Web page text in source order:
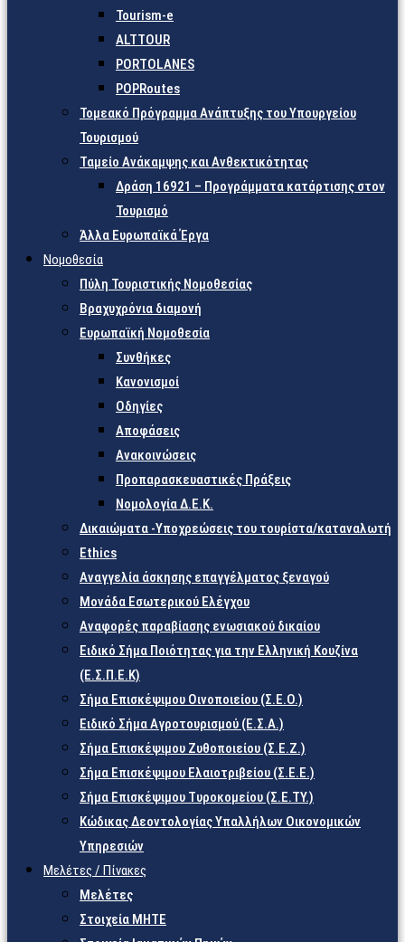
Tourism-e
ALTTOUR
PORTOLANES
POPRoutes
Τομεακό Πρόγραμμα Ανάπτυξης του Υπουργείου
Τουρισμού
Ταμείο Ανάκαμψης και Ανθεκτικότητας
Δράση 16921 – Προγράμματα κατάρτισης στον
Τουρισμό
Άλλα Ευρωπαϊκά Έργα
Νομοθεσία
Πύλη Τουριστικής Νομοθεσίας
Βραχυχρόνια διαμονή
Ευρωπαϊκή Νομοθεσία
Συνθήκες
Κανονισμοί
Οδηγίες
Αποφάσεις
Ανακοινώσεις
Προπαρασκευαστικές Πράξεις
Νομολογία Δ.Ε.Κ.
Δικαιώματα -Υποχρεώσεις του τουρίστα/καταναλωτή
Ethics
Αναγγελία άσκησης επαγγέλματος ξεναγού
Μονάδα Εσωτερικού Ελέγχου
Αναφορές παραβίασης ενωσιακού δικαίου
Ειδικό Σήμα Ποιότητας για την Ελληνική Κουζίνα
(Ε.Σ.Π.Ε.Κ)
Σήμα Επισκέψιμου Οινοποιείου (Σ.Ε.Ο.)
Ειδικό Σήμα Αγροτουρισμού (Ε.Σ.Α.)
Σήμα Επισκέψιμου Ζυθοποιείου (Σ.Ε.Ζ.)
Σήμα Επισκέψιμου Ελαιοτριβείου (Σ.Ε.Ε.)
Σήμα Επισκέψιμου Τυροκομείου (Σ.Ε.TY.)
Κώδικας Δεοντολογίας Υπαλλήλων Οικονομικών
Υπηρεσιών
Μελέτες / Πίνακες
Μελέτες
Στοιχεία ΜΗΤΕ